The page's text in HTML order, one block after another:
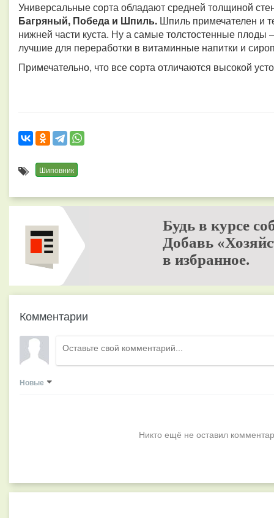
Универсальные сорта обладают средней толщиной
Багряный, Победа и Шпиль. Шпиль примечателен и
нижней части куста. Ну а самые толстостенные плоды
лучшие для переработки в витаминные напитки и
Примечательно, что все сорта отличаются высокой
Шиповник
Будь в курсе
Добавь
в избранное.
Комментарии
Новые
Никто ещё не оставил